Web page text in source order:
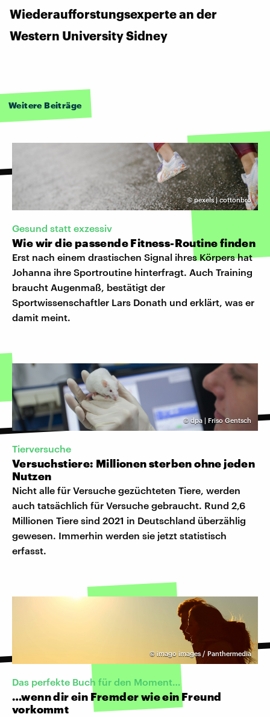
Wiederaufforstungsexperte an der
Western University Sidney
Weitere Beiträge
©pexels | cottonbro
Gesund statt exzessiv
Wie wir die passende Fitness-Routine finden
Erst nach einem drastischen Signal ihres Körpers hat
Johanna ihre Sportroutine hinterfragt. Auch Training
braucht Augenmaß, bestätigt der
Sportwissenschaftler Lars Donath und erklärt, was er
damit meint.
© dpa | Friso Gentsch
Tierversuche
Versuchstiere: Millionen sterben ohne jeden
Nutzen
Nicht alle für Versuche gezüchteten Tiere, werden
auch tatsächlich für Versuche gebraucht. Rund 2,6
Millionen Tiere sind 2021 in Deutschland überzählig
gewesen. Immerhin werden sie jetzt statistisch
erfasst.
© imago images / Panthermedia
Das perfekte Buch für den Moment…
…wenn dir ein Fremder wie ein Freund
vorkommt